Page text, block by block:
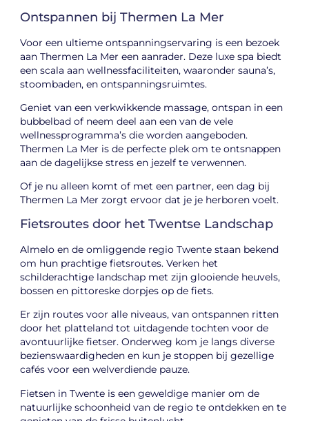
Ontspannen bij Thermen La Mer
Voor een ultieme ontspanningservaring is een bezoek
aan Thermen La Mer een aanrader. Deze luxe spa biedt
een scala aan wellnessfaciliteiten, waaronder sauna’s,
stoombaden, en ontspanningsruimtes.
Geniet van een verkwikkende massage, ontspan in een
bubbelbad of neem deel aan een van de vele
wellnessprogramma’s die worden aangeboden.
Thermen La Mer is de perfecte plek om te ontsnappen
aan de dagelijkse stress en jezelf te verwennen.
Of je nu alleen komt of met een partner, een dag bij
Thermen La Mer zorgt ervoor dat je je herboren voelt.
Fietsroutes door het Twentse Landschap
Almelo en de omliggende regio Twente staan bekend
om hun prachtige fietsroutes. Verken het
schilderachtige landschap met zijn glooiende heuvels,
bossen en pittoreske dorpjes op de fiets.
Er zijn routes voor alle niveaus, van ontspannen ritten
door het platteland tot uitdagende tochten voor de
avontuurlijke fietser. Onderweg kom je langs diverse
bezienswaardigheden en kun je stoppen bij gezellige
cafés voor een welverdiende pauze.
Fietsen in Twente is een geweldige manier om de
natuurlijke schoonheid van de regio te ontdekken en te